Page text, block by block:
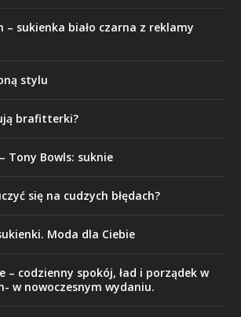
– sukienka biało czarna z reklamy
stylu
brafitterki?
Tony Bowls: suknie
się na cudzych błędach?
Moda dla Ciebie
– codzienny spokój, ład i porządek w
w nowoczesnym wydaniu.